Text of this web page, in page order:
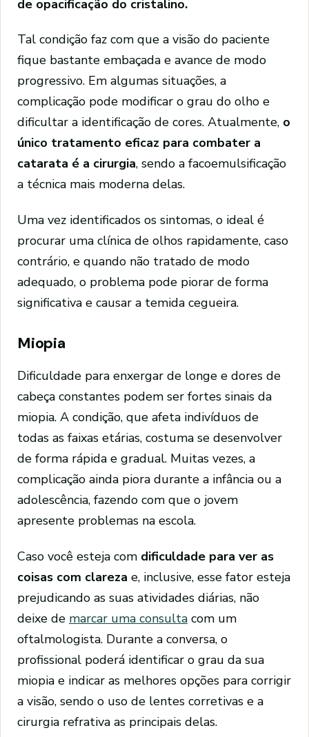
de opacificação do cristalino.
Tal condição faz com que a visão do paciente
fique bastante embaçada e avance de modo
progressivo. Em algumas situações, a
complicação pode modificar o grau do olho e
dificultar a identificação de cores. Atualmente, o
único tratamento eficaz para combater a
catarata é a cirurgia, sendo a facoemulsificação
a técnica mais moderna delas.
Uma vez identificados os sintomas, o ideal é
procurar uma clínica de olhos rapidamente, caso
contrário, e quando não tratado de modo
adequado, o problema pode piorar de forma
significativa e causar a temida cegueira.
Miopia
Dificuldade para enxergar de longe e dores de
cabeça constantes podem ser fortes sinais da
miopia. A condição, que afeta indivíduos de
todas as faixas etárias, costuma se desenvolver
de forma rápida e gradual. Muitas vezes, a
complicação ainda piora durante a infância ou a
adolescência, fazendo com que o jovem
apresente problemas na escola.
Caso você esteja com dificuldade para ver as
coisas com clareza e, inclusive, esse fator esteja
prejudicando as suas atividades diárias, não
deixe de marcar uma consulta com um
oftalmologista. Durante a conversa, o
profissional poderá identificar o grau da sua
miopia e indicar as melhores opções para corrigir
a visão, sendo o uso de lentes corretivas e a
cirurgia refrativa as principais delas.